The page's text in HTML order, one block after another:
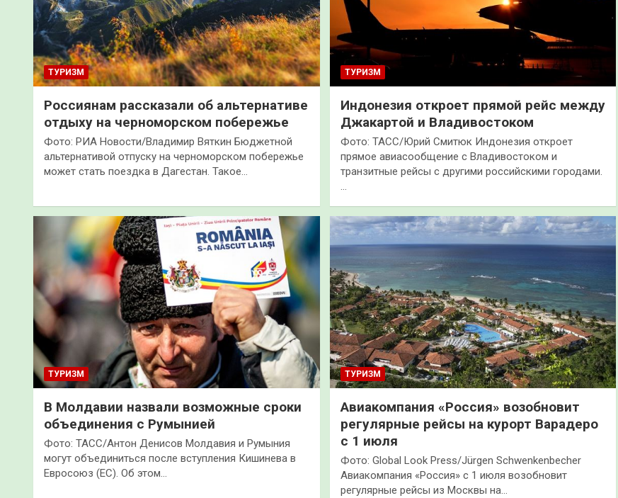
ТУРИЗМ
Россиянам рассказали об альтернативе
отдыху на черноморском побережье
Фото: РИА Новости/Владимир Вяткин Бюджетной
альтернативой отпуску на черноморском побережье
может стать поездка в Дагестан. Такое…
ТУРИЗМ
Индонезия откроет прямой рейс между
Джакартой и Владивостоком
Фото: ТАСС/Юрий Смитюк Индонезия откроет
прямое авиасообщение с Владивостоком и
транзитные рейсы с другими российскими городами.
…
ТУРИЗМ
В Молдавии назвали возможные сроки
объединения с Румынией
Фото: ТАСС/Антон Денисов Молдавия и Румыния
могут объединиться после вступления Кишинева в
Евросоюз (ЕС). Об этом…
ТУРИЗМ
Авиакомпания «Россия» возобновит
регулярные рейсы на курорт Варадеро
с 1 июля
Фото: Global Look Press/Jürgen Schwenkenbecher
Авиакомпания «Россия» с 1 июля возобновит
регулярные рейсы из Москвы на…